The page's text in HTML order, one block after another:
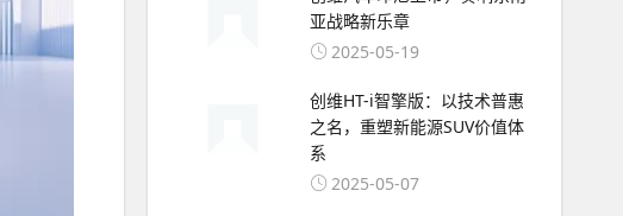
亚战略新乐章
2025-05-19
创维HT-i智擎版：以技术普惠
之名，重塑新能源SUV价值体
系
2025-05-07